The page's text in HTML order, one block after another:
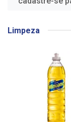
Limpeza